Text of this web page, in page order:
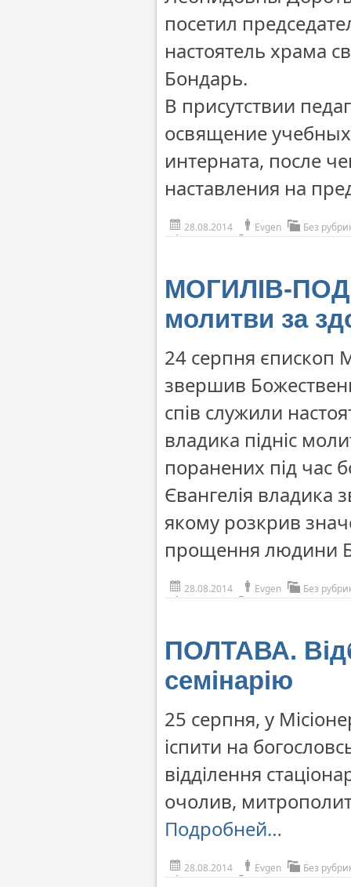
посетил
настоятель храма
Бондарь.
В присутствии
освящение
интерната, после
наставления на
28.08.2014 Evgen Без
МОГИЛІВ-
молитви за
24 серпня єпископ
звершив
спів служили
владика підніс
поранених під час
Євангелія владика
якому розкрив
прощення людини
28.08.2014 Evgen Без
ПОЛТАВА.
семінарію
25 серпня, у
іспити на
відділення
очолив,
Подробней…
28.08.2014 Evgen Без